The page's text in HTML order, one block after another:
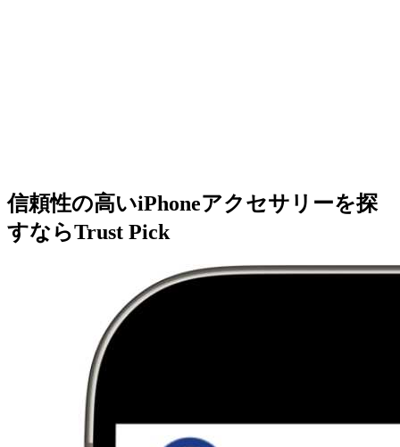
信頼性の高いiPhoneアクセサリーを探
すならTrust Pick